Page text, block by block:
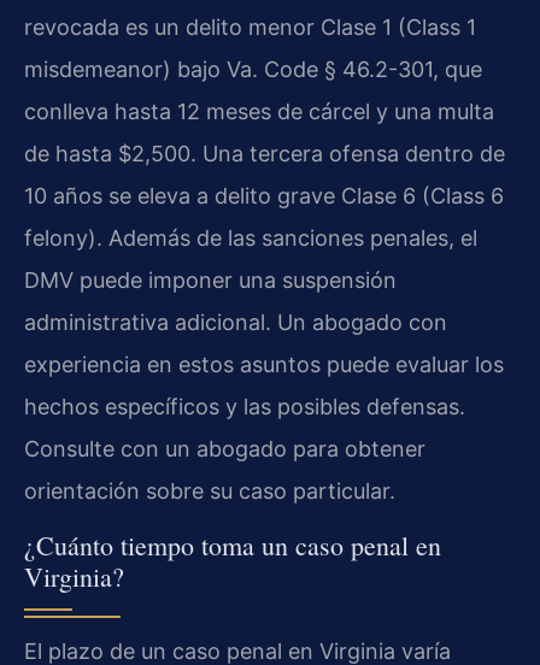
revocada es un delito menor Clase 1 (Class 1
misdemeanor) bajo Va. Code § 46.2-301, que
conlleva hasta 12 meses de cárcel y una multa
de hasta $2,500. Una tercera ofensa dentro de
10 años se eleva a delito grave Clase 6 (Class 6
felony). Además de las sanciones penales, el
DMV puede imponer una suspensión
administrativa adicional. Un abogado con
experiencia en estos asuntos puede evaluar los
hechos específicos y las posibles defensas.
Consulte con un abogado para obtener
orientación sobre su caso particular.
¿Cuánto tiempo toma un caso penal en
Virginia?
El plazo de un caso penal en Virginia varía